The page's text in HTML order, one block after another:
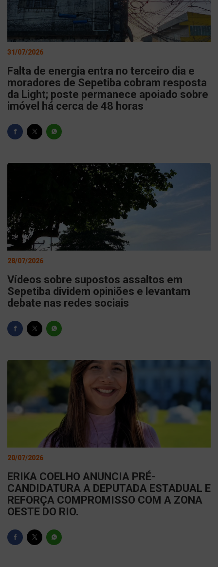
31/07/2026
Falta de energia entra no terceiro dia e
moradores de Sepetiba cobram resposta
da Light; poste permanece apoiado sobre
imóvel há cerca de 48 horas
28/07/2026
Vídeos sobre supostos assaltos em
Sepetiba dividem opiniões e levantam
debate nas redes sociais
20/07/2026
ERIKA COELHO ANUNCIA PRÉ-
CANDIDATURA A DEPUTADA ESTADUAL E
REFORÇA COMPROMISSO COM A ZONA
OESTE DO RIO.